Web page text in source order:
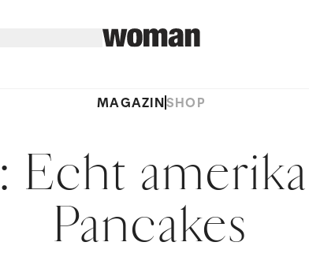
MAGAZINSHOP
Echt
Pancakes